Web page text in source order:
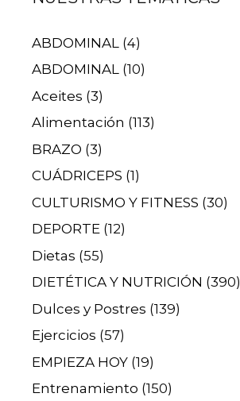
ABDOMINAL (4)
ABDOMINAL (10)
Aceites (3)
Alimentación (113)
BRAZO (3)
CUÁDRICEPS (1)
CULTURISMO Y FITNESS (30)
DEPORTE (12)
Dietas (55)
DIETÉTICA Y NUTRICIÓN (390)
Dulces y Postres (139)
Ejercicios (57)
EMPIEZA HOY (19)
Entrenamiento (150)